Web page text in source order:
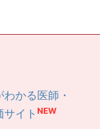
かる医師・
イト NEW